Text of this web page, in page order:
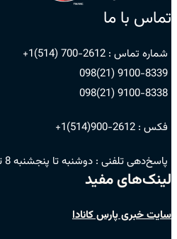
تماس با ما
شماره تماس : 2612-700 (514)1+
9100-8339 (21)098
9100-8338 (21)098
فکس : 2612-900(514)1+
پاسخ‌دهی تلفنی : دوشنبه تا پنجشنبه 8 تا 14 به وقت شرق کانادا (ET)
لینک‌های مفید
سایت خبری پارس کانادا